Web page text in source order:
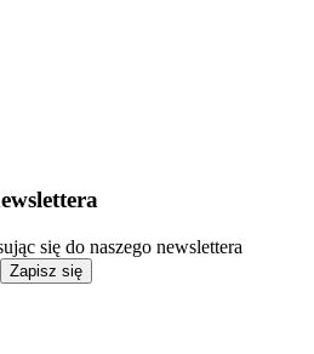
się do naszego newslettera
Zapisz się